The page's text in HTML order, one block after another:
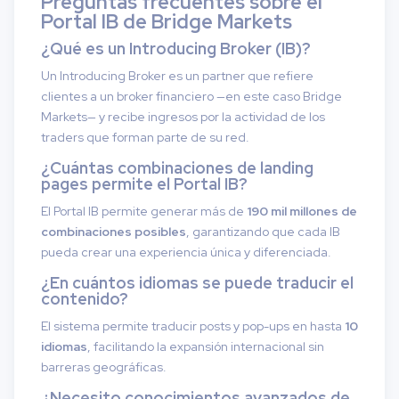
Portal IB de Bridge Markets
¿Qué es un Introducing Broker (IB)?
Un Introducing Broker es un partner que refiere
clientes a un broker financiero —en este caso Bridge
Markets— y recibe ingresos por la actividad de los
traders que forman parte de su red.
¿Cuántas combinaciones de landing
pages permite el Portal IB?
El Portal IB permite generar más de 190 mil millones de
combinaciones posibles, garantizando que cada IB
pueda crear una experiencia única y diferenciada.
¿En cuántos idiomas se puede traducir el
contenido?
El sistema permite traducir posts y pop-ups en hasta 10
idiomas, facilitando la expansión internacional sin
barreras geográficas.